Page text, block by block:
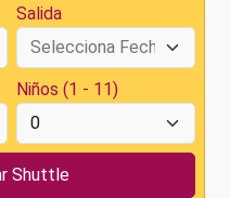
Salida
Niños (1 - 11)